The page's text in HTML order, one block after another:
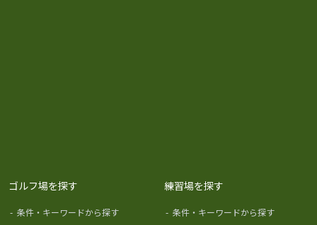
ゴルフ場を探す
- 条件・キーワードから探す
練習場を探す
- 条件・キーワードから探す